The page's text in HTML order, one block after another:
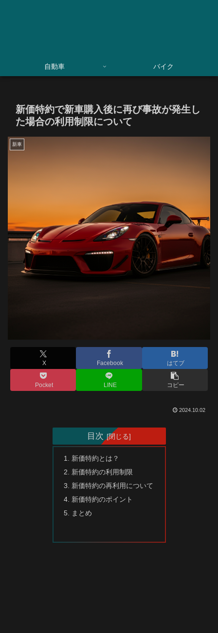
自動車 バイク
新価特約で新車購入後に再び事故が発生し
た場合の利用制限について
新車
X Facebook はてブ
Pocket LINE コピー
2024.10.02
目次
新価特約とは？
新価特約の利用制限
新価特約の再利用について
新価特約のポイント
まとめ